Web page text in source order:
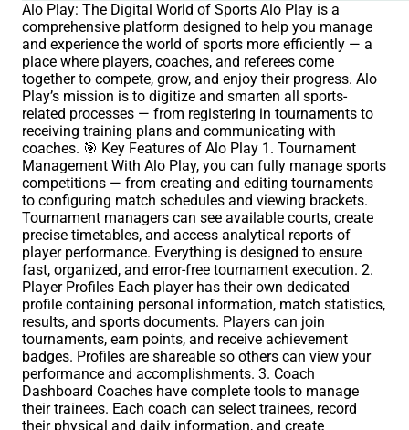
Alo Play: The Digital World of Sports Alo Play is a
comprehensive platform designed to help you manage
and experience the world of sports more efficiently — a
place where players, coaches, and referees come
together to compete, grow, and enjoy their progress. Alo
Play’s mission is to digitize and smarten all sports-
related processes — from registering in tournaments to
receiving training plans and communicating with
coaches. 🎯 Key Features of Alo Play 1. Tournament
Management With Alo Play, you can fully manage sports
competitions — from creating and editing tournaments
to configuring match schedules and viewing brackets.
Tournament managers can see available courts, create
precise timetables, and access analytical reports of
player performance. Everything is designed to ensure
fast, organized, and error-free tournament execution. 2.
Player Profiles Each player has their own dedicated
profile containing personal information, match statistics,
results, and sports documents. Players can join
tournaments, earn points, and receive achievement
badges. Profiles are shareable so others can view your
performance and accomplishments. 3. Coach
Dashboard Coaches have complete tools to manage
their trainees. Each coach can select trainees, record
their physical and daily information, and create